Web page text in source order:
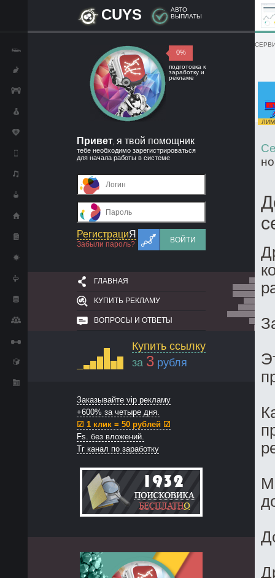
CUYS
АВТО
ВЫПЛАТЫ
0%
подготовка к
заработку и
рекламе
Привет я твой помощник
тебе необходимо зарегистрироваться
для начала работы в системе
РегистрациЯ
Забыли пароль?
ВОЙТИ
ГЛАВНАЯ
КУПИТЬ РЕКЛАМУ
ВОПРОСЫ И ОТВЕТЫ
Купить ссылку
за 3 рубля
Заказывайте vip рекламу
+600% за четыре дня.
☑ 1 клик = 50 рублей ☑
Fs. без вложений.
Тг канал по заработку